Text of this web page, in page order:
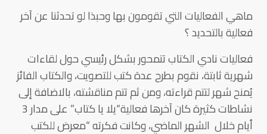
ماهي الفعاليات التي تقومون بها وحبذا لو تحدثنا عن آخر
فعالية بالتحديد ؟
فعاليات نادي الكتاب تتمحور بشكل رئيسي حول لقاءات
شهرية ثابتة، نقوم بطرح عدة كتب للتصويت، والكتاب الفائز
يُمنح شهر لتتم قراءته، ومن ثم تتم مناقشته، بالاضافة إلى
نشاطات كثيرة كان آخرها فعالية“يلا يا كتاب” على مدار 3
أيام خلال الشهر الماضي، وكانت فكرته “معرض للكتب